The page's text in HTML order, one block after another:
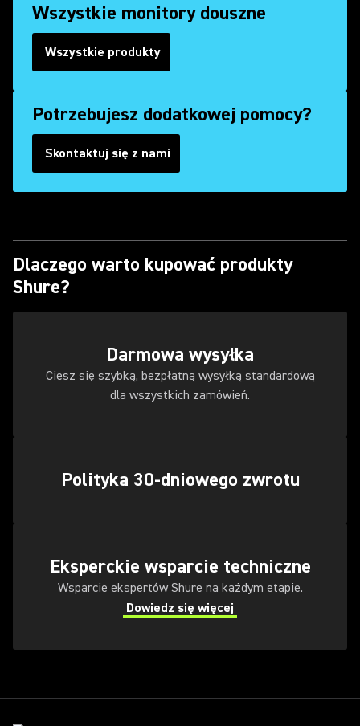
Wszystkie monitory douszne
Wszystkie produkty
Potrzebujesz dodatkowej pomocy?
Skontaktuj się z nami
(Opens in a new tab)
Dlaczego warto kupować produkty
Shure?
Darmowa wysyłka
Ciesz się szybką, bezpłatną wysyłką standardową
dla wszystkich zamówień.
Polityka 30-dniowego zwrotu
Eksperckie wsparcie techniczne
Wsparcie ekspertów Shure na każdym etapie.
Dowiedz się więcej